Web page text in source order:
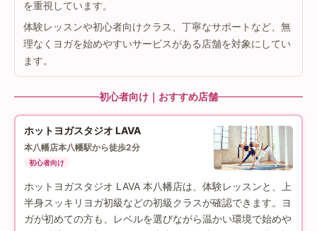
を重視しています。
体験レッスンや初心者向けクラス、丁寧なサポートなど、無
理なくヨガを始めやすいサービスがある店舗を対象にしてい
ます。
初心者向け｜おすすめ店舗
ホットヨガスタジオ LAVA
本八幡店本八幡駅から徒歩2分
初心者向け
ホットヨガスタジオ LAVA 本八幡店は、体験レッスンと、上
半身スッキリヨガ初級などの初級クラスが確認できます。ヨ
ガが初めての方も、レベルを選びながら温かい環境で始めや